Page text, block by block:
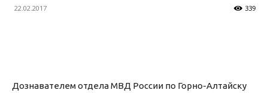
22.02.2017 339
Дознавателем отдела МВД России по Горно-Алтайску